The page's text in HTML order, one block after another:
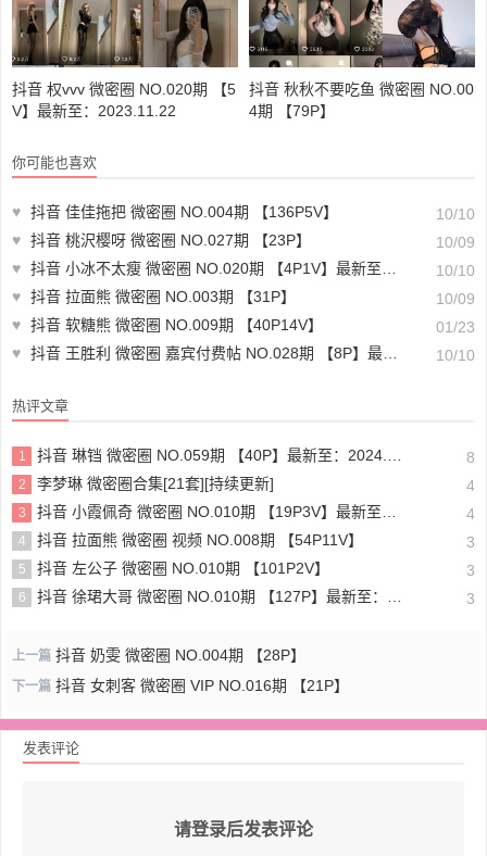
抖音 权vvv 微密圈 NO.020期 【5
V】最新至：2023.11.22
抖音 秋秋不要吃鱼 微密圈 NO.00
4期 【79P】
你可能也喜欢
♥ 抖音 佳佳拖把 微密圈 NO.004期 【136P5V】
10/10
♥ 抖音 桃沢樱呀 微密圈 NO.027期 【23P】
10/09
♥ 抖音 小冰不太瘦 微密圈 NO.020期 【4P1V】最新至：2023.9.3
10/10
♥ 抖音 拉面熊 微密圈 NO.003期 【31P】
10/09
♥ 抖音 软糖熊 微密圈 NO.009期 【40P14V】
01/23
♥ 抖音 王胜利 微密圈 嘉宾付费帖 NO.028期 【8P】最新至：2023.9.20 10/10
热评文章
1 抖音 琳铛 微密圈 NO.059期 【40P】最新至：2024.1.10 8
2 李梦琳 微密圈合集[21套][持续更新] 4
3 抖音 小霞佩奇 微密圈 NO.010期 【19P3V】最新至：2025.5.26 4
4 抖音 拉面熊 微密圈 视频 NO.008期 【54P11V】 3
5 抖音 左公子 微密圈 NO.010期 【101P2V】 3
6 抖音 徐珺大哥 微密圈 NO.010期 【127P】最新至：2024.1.19 3
上一篇 抖音 奶雯 微密圈 NO.004期 【28P】
下一篇 抖音 女刺客 微密圈 VIP NO.016期 【21P】
发表评论
请登录后发表评论